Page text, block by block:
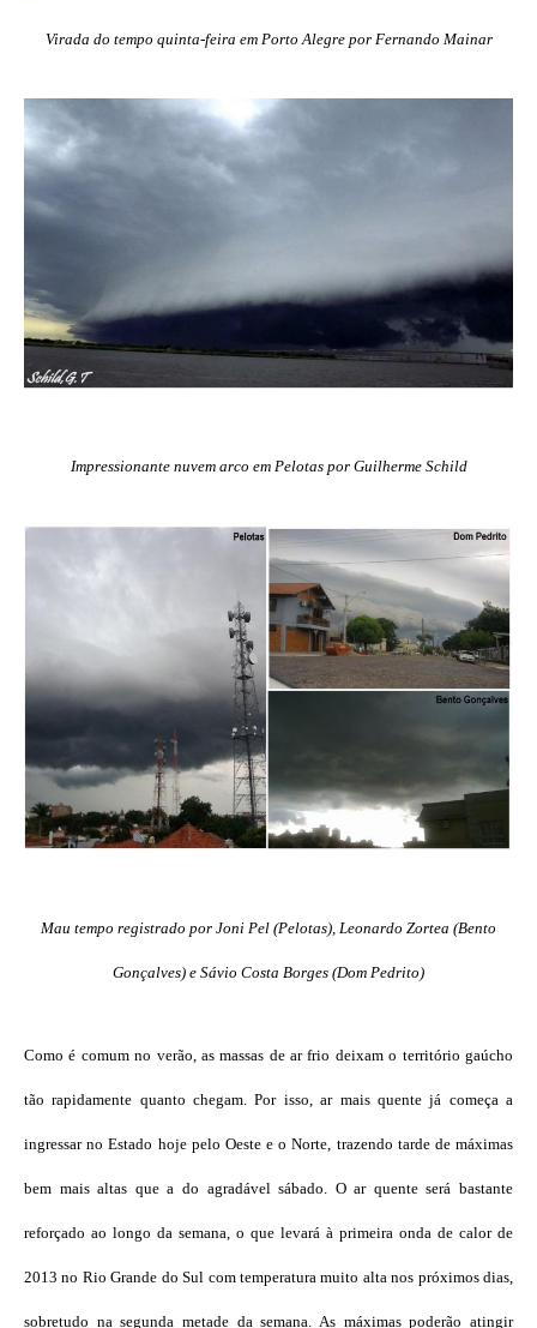
Virada do tempo quinta-feira em Porto Alegre por Fernando Mainar
Impressionante nuvem arco em Pelotas por Guilherme Schild
Mau tempo registrado por Joni Pel (Pelotas), Leonardo Zortea (Bento
Gonçalves) e Sávio Costa Borges (Dom Pedrito)
Como é comum no verão, as massas de ar frio deixam o território gaúcho
tão rapidamente quanto chegam. Por isso, ar mais quente já começa a
ingressar no Estado hoje pelo Oeste e o Norte, trazendo tarde de máximas
bem mais altas que a do agradável sábado. O ar quente será bastante
reforçado ao longo da semana, o que levará à primeira onda de calor de
2013 no Rio Grande do Sul com temperatura muito alta nos próximos dias,
sobretudo na segunda metade da semana. As máximas poderão atingir